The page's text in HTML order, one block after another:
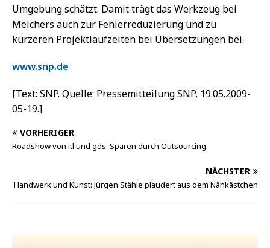
Umgebung schätzt. Damit trägt das Werkzeug bei
Melchers auch zur Fehlerreduzierung und zu
kürzeren Projektlaufzeiten bei Übersetzungen bei.
www.snp.de
[Text: SNP. Quelle: Pressemitteilung SNP, 19.05.2009-
05-19.]
VORHERIGER
Roadshow von itl und gds: Sparen durch Outsourcing
NÄCHSTER
Handwerk und Kunst: Jürgen Stähle plaudert aus dem Nähkästchen